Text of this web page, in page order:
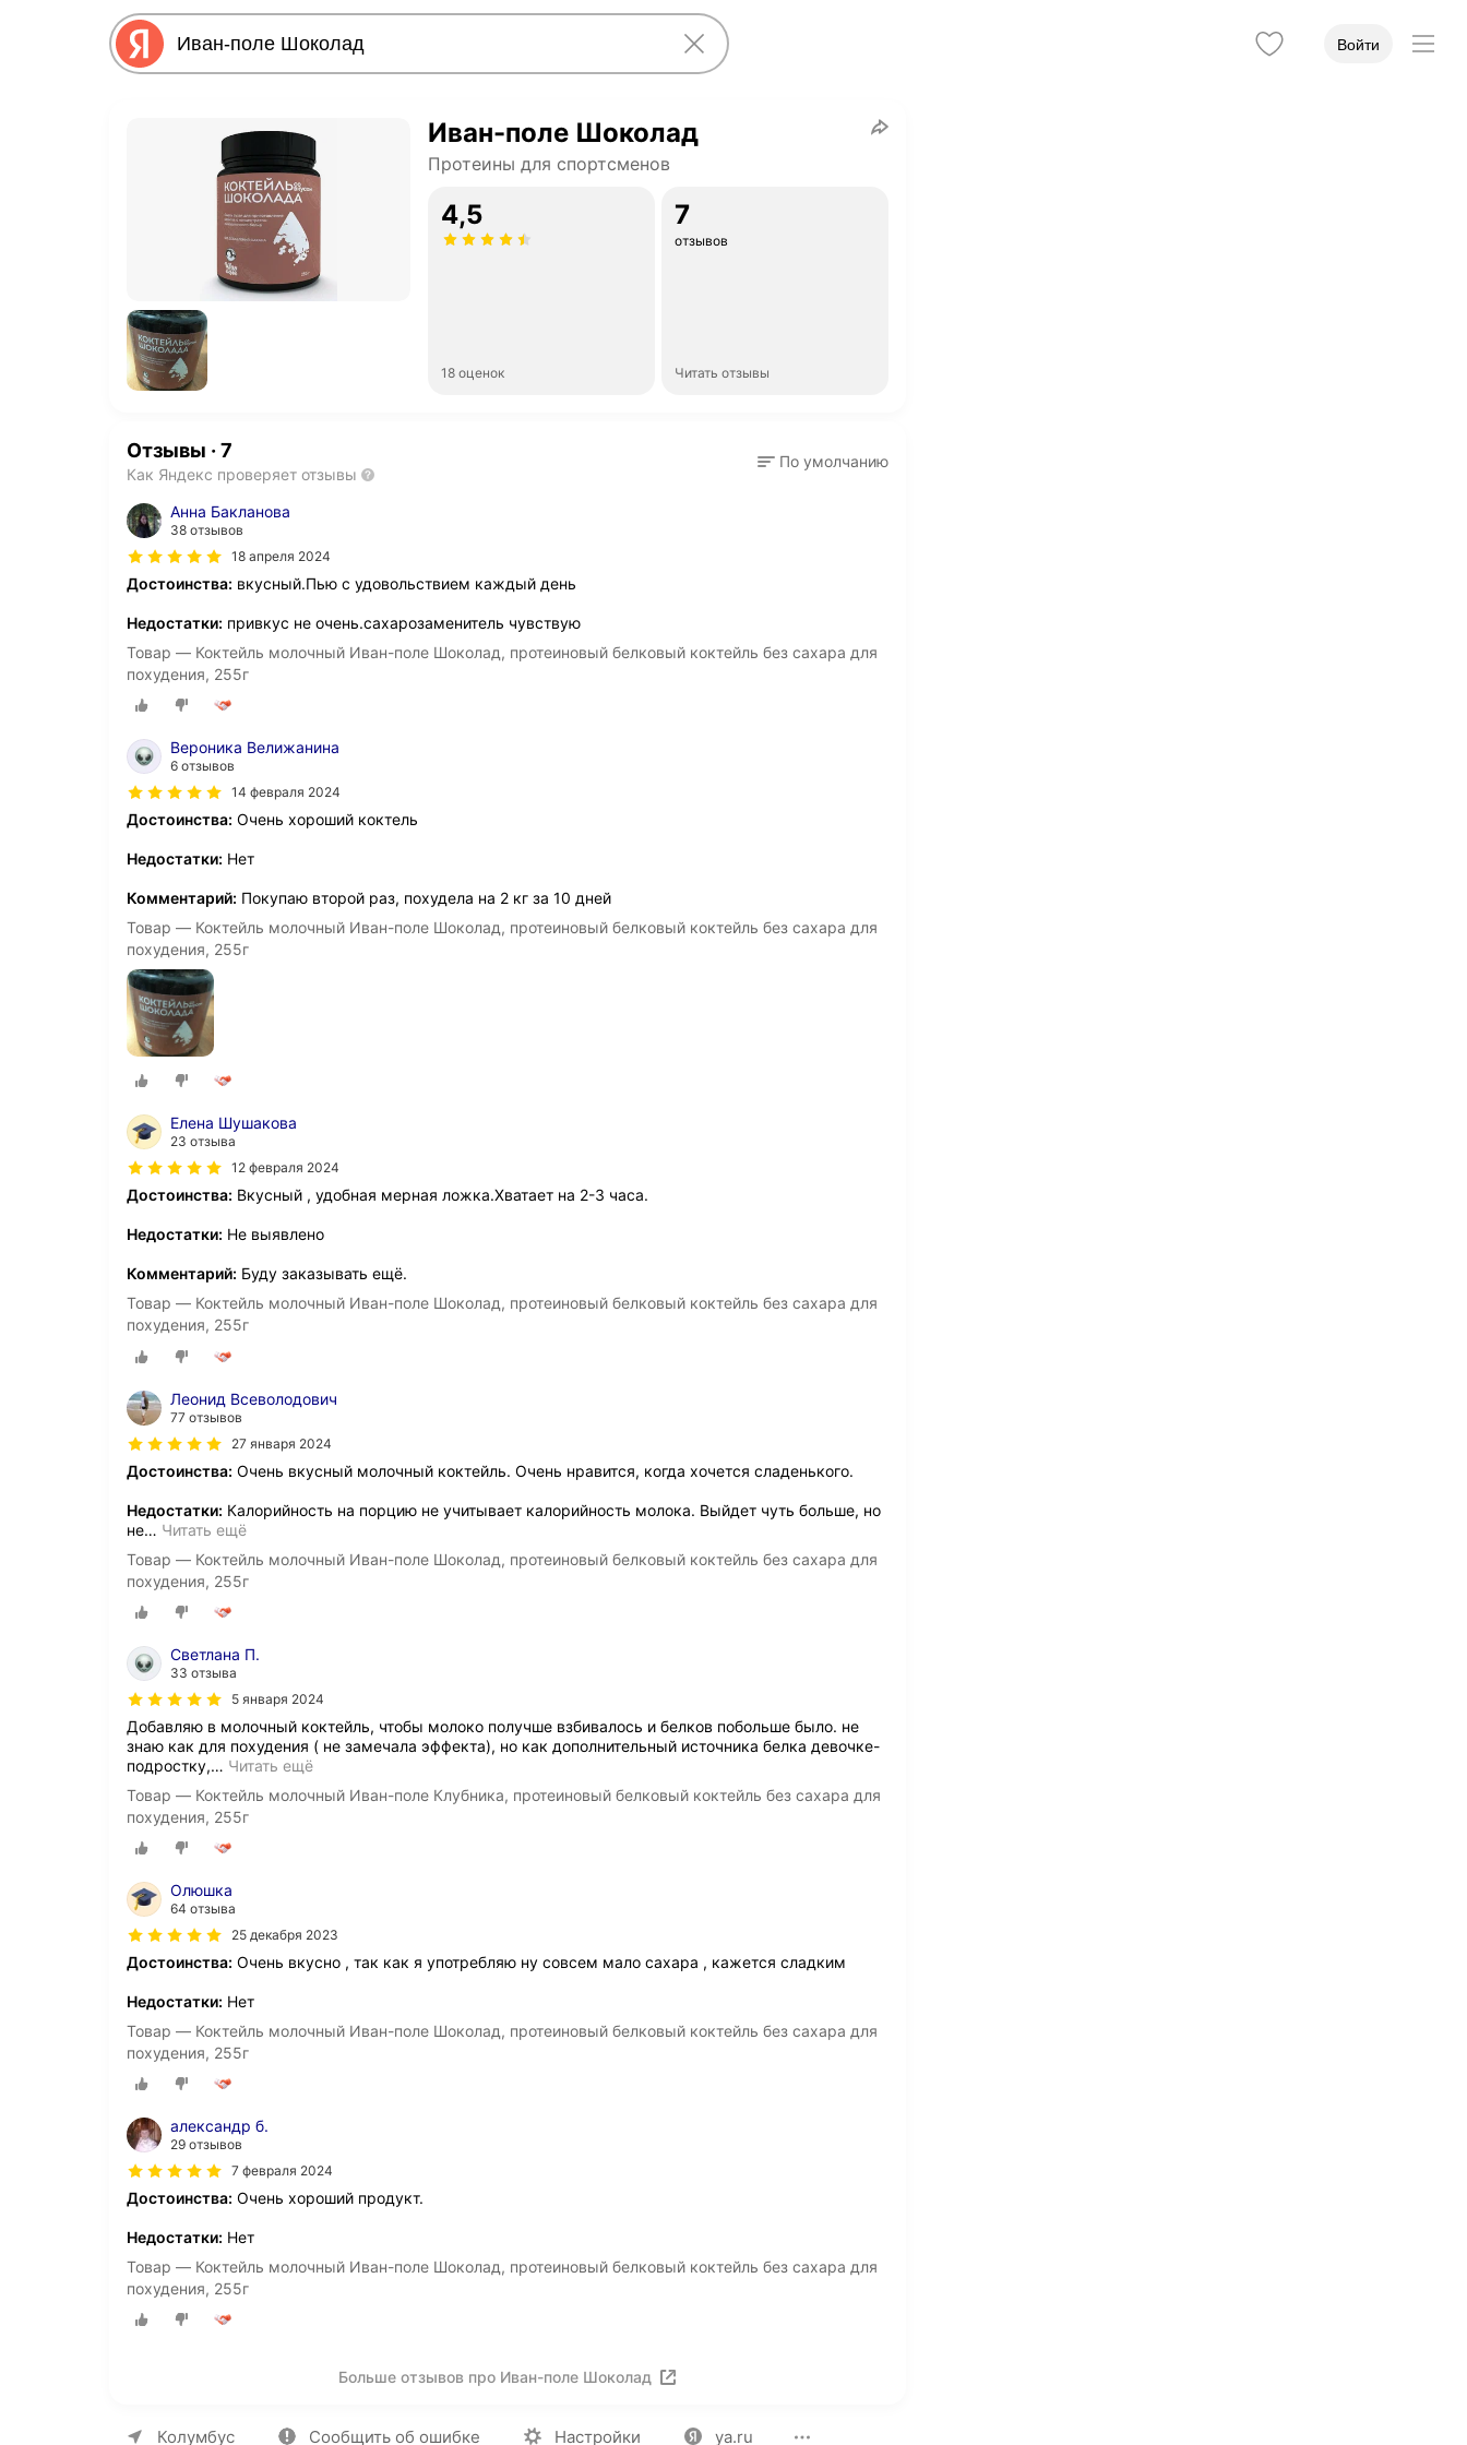
Войти
Иван-поле Шоколад
Протеины для спортсменов
4,5
18 оценок
7
отзывов
Читать отзывы
Отзывы · 7
Как Яндекс проверяет отзывы
По умолчанию
Анна Бакланова
38 отзывов
18 апреля 2024
Достоинства: вкусный.Пью с удовольствием каждый день
Недостатки: привкус не очень.сахарозаменитель чувствую
Товар — Коктейль молочный Иван-поле Шоколад, протеиновый белковый коктейль без сахара для
похудения, 255г
Вероника Велижанина
6 отзывов
14 февраля 2024
Достоинства: Очень хороший коктель
Недостатки: Нет
Комментарий: Покупаю второй раз, похудела на 2 кг за 10 дней
Товар — Коктейль молочный Иван-поле Шоколад, протеиновый белковый коктейль без сахара для
похудения, 255г
Елена Шушакова
23 отзыва
12 февраля 2024
Достоинства: Вкусный , удобная мерная ложка.Хватает на 2-3 часа.
Недостатки: Не выявлено
Комментарий: Буду заказывать ещё.
Товар — Коктейль молочный Иван-поле Шоколад, протеиновый белковый коктейль без сахара для
похудения, 255г
Леонид Всеволодович
77 отзывов
27 января 2024
Достоинства: Очень вкусный молочный коктейль. Очень нравится, когда хочется сладенького.
Недостатки: Калорийность на порцию не учитывает калорийность молока. Выйдет чуть больше, но
не… Читать ещё
Товар — Коктейль молочный Иван-поле Шоколад, протеиновый белковый коктейль без сахара для
похудения, 255г
Светлана П.
33 отзыва
5 января 2024
Добавляю в молочный коктейль, чтобы молоко получше взбивалось и белков побольше было. не
знаю как для похудения ( не замечала эффекта), но как дополнительный источника белка девочке-
подростку,… Читать ещё
Товар — Коктейль молочный Иван-поле Клубника, протеиновый белковый коктейль без сахара для
похудения, 255г
Олюшка
64 отзыва
25 декабря 2023
Достоинства: Очень вкусно , так как я употребляю ну совсем мало сахара , кажется сладким
Недостатки: Нет
Товар — Коктейль молочный Иван-поле Шоколад, протеиновый белковый коктейль без сахара для
похудения, 255г
александр б.
29 отзывов
7 февраля 2024
Достоинства: Очень хороший продукт.
Недостатки: Нет
Товар — Коктейль молочный Иван-поле Шоколад, протеиновый белковый коктейль без сахара для
похудения, 255г
Больше отзывов про Иван-поле Шоколад
Колумбус Сообщить об ошибке Настройки ya.ru